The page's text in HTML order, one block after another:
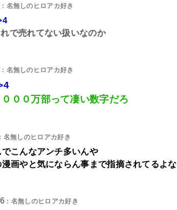
: 名無しのヒロアカ好き
で売れてない扱いなのか
: 名無しのヒロアカ好き
０００万部って凄い数字だろ
: 名無しのヒロアカ好き
こんなアンチ多いんや
画やと気にならん事まで指摘されてるよな
: 名無しのヒロアカ好き